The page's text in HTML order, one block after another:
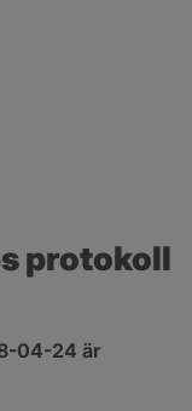
protokoll
04-24 är